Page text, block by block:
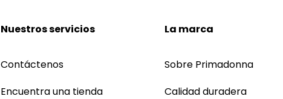
Nuestros servicios
Contáctenos
Encuentra una tienda
La marca
Sobre Primadonna
Calidad duradera